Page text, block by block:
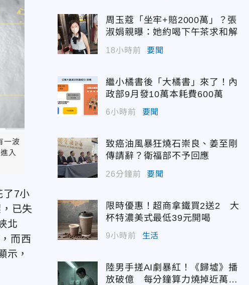
一波
入
了7小
已失
北
而西
示，
周玉蔻「坐牢+賠2000萬」？張
淑娟親曝：她約喝下午茶求和解
18小時前 要聞
繼小橘書後「大橘書」來了！內
政部9月發10萬本耗費600萬
6小時前 要聞
致癌油風暴狂燒石崇良、姜至剛
傳請辭？衛福部不予回應
26分鐘前 要聞
限時優惠！超商拿鐵買2送2 大
杯特濃美式最低39元開喝
9小時前 生活
陸男手搓AI劇暴紅！《歸墟》播
放破億 每分鐘算力燒掉近萬台